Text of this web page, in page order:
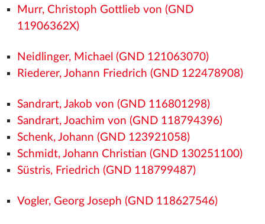
Murr, Christoph Gottlieb von (GND
11906362X)
Neidlinger, Michael (GND 121063070)
Riederer, Johann Friedrich (GND 122478908)
Sandrart, Jakob von (GND 116801298)
Sandrart, Joachim von (GND 118794396)
Schenk, Johann (GND 123921058)
Schmidt, Johann Christian (GND 130251100)
Süstris, Friedrich (GND 118799487)
Vogler, Georg Joseph (GND 118627546)